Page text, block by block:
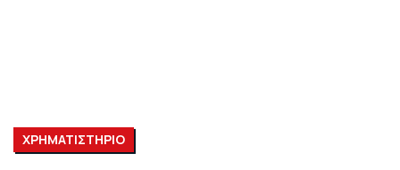
ΧΡΗΜΑΤΙΣΤΗΡΙΟ